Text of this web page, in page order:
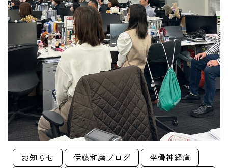
お知らせ 伊藤和磨ブログ
坐骨神経痛